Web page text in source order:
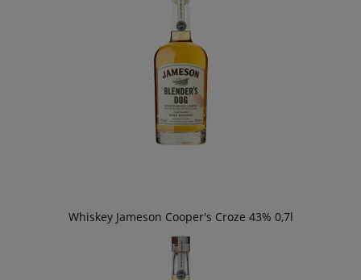
Whiskey Jameson Cooper's Croze 43% 0,7l